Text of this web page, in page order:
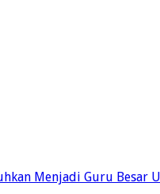
Menjadi Guru Besar